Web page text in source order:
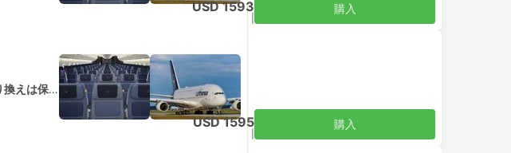
USD 1593 購入
保証されていません
USD 1595 購入